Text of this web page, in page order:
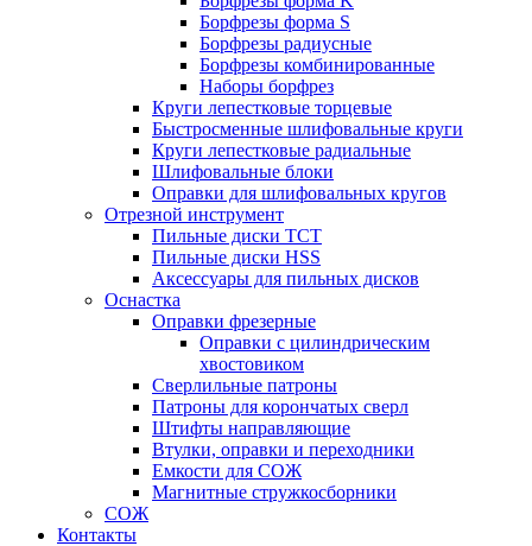
Борфрезы форма S
Борфрезы радиусные
Борфрезы комбинированные
Наборы борфрез
Круги лепестковые торцевые
Быстросменные шлифовальные круги
Круги лепестковые радиальные
Шлифовальные блоки
Оправки для шлифовальных кругов
Отрезной инструмент
Пильные диски ТСТ
Пильные диски HSS
Аксессуары для пильных дисков
Оснастка
Оправки фрезерные
Оправки с цилиндрическим
хвостовиком
Сверлильные патроны
Патроны для корончатых сверл
Штифты направляющие
Втулки, оправки и переходники
Емкости для СОЖ
Магнитные стружкосборники
СОЖ
Контакты